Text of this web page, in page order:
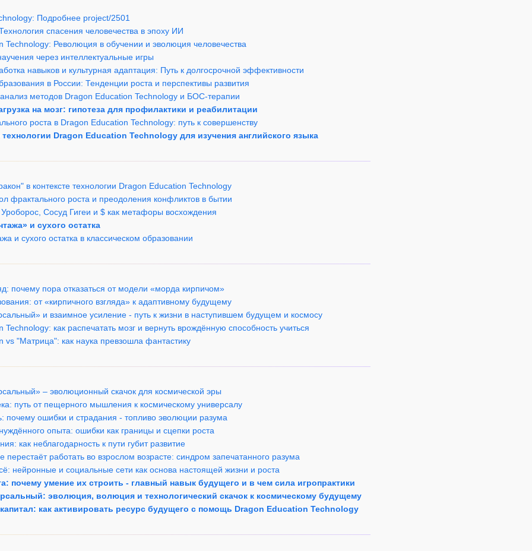
Подробнее project/2501
спасения человечества в эпоху ИИ
Technology: Революция в обучении и эволюция человечества
через интеллектуальные игры
навыков и культурная адаптация: Путь к долгосрочной эффективности
в России: Тенденции роста и перспективы развития
методов Dragon Education Technology и БОС-терапии
на мозг: гипотеза для профилактики и реабилитации
роста в Dragon Education Technology: путь к совершенству
Dragon Education Technology для изучения английского языка
в контексте технологии Dragon Education Technology
фрактального роста и преодоления конфликтов в бытии
Сосуд Гигеи и $ как метафоры восхождения
и сухого остатка
и сухого остатка в классическом образовании
почему пора отказаться от модели «морда кирпичом»
от «кирпичного взгляда» к адаптивному будущему
и взаимное усиление - путь к жизни в наступившем будущем и космосу
как распечатать мозг и вернуть врождённую способность учиться
vs "Матрица": как наука превзошла фантастику
– эволюционный скачок для космической эры
путь от пещерного мышления к космическому универсалу
почему ошибки и страдания - топливо эволюции разума
опыта: ошибки как границы и сцепки роста
как неблагодарность к пути губит развитие
перестаёт работать во взрослом возрасте: синдром запечатанного разума
нейронные и социальные сети как основа настоящей жизни и роста
почему умение их строить - главный навык будущего и в чем сила игропрактики
эволюция, волюция и технологический скачок к космическому будущему
как активировать ресурс будущего с помощь Dragon Education Technology